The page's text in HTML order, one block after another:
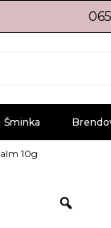
Šminka
10g